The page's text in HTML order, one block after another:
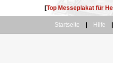
[Top Messeplakat für
Startseite Hilfe